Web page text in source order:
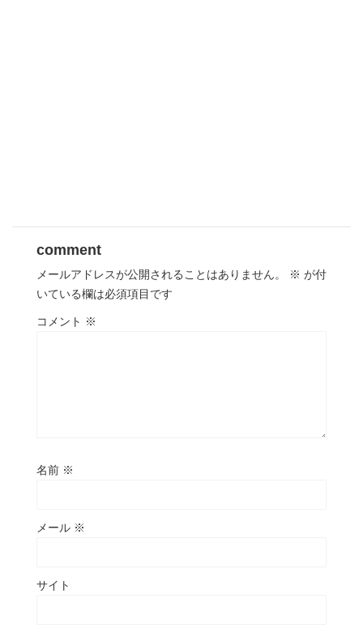
comment
メールアドレスが公開されることはありません。 ※ が付
いている欄は必須項目です
コメント ※
名前 ※
メール ※
サイト